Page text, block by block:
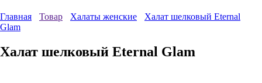
Главная Товар Халаты женские
Халат шелковый Eternal
Glam
Халат шелковый Eternal Glam